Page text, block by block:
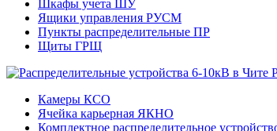
Шкафы учета ШУ
Ящики управления РУСМ
Пункты распределительные ПР
Щиты ГРЩ
Камеры КСО
Ячейка карьерная ЯКНО
Комплектное распределительное